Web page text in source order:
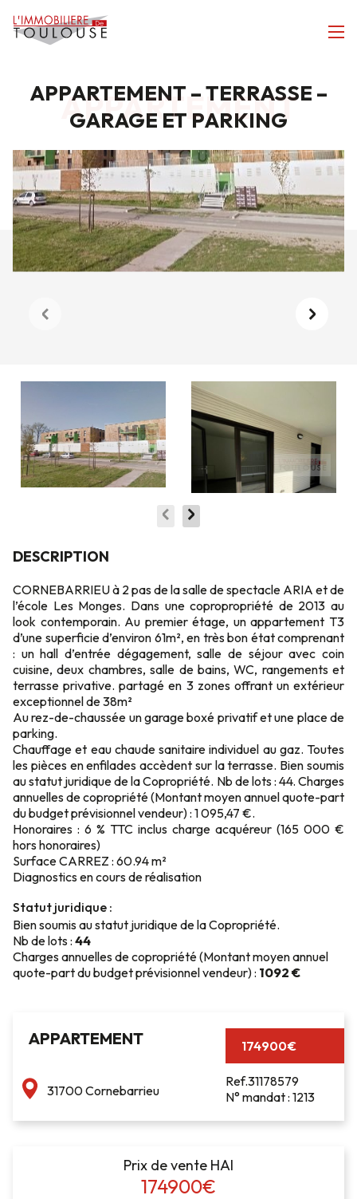
APPARTEMENT – TERRASSE –
GARAGE ET PARKING
APPARTEMENT
APPARTEMENT
31700 Cornebarrieu
174900€
Ref.31178579
N° mandat : 1213
Prix de vente HAI
174900€
DESCRIPTION
CORNEBARRIEU à 2 pas de la salle de spectacle ARIA et de
l’école Les Monges. Dans une copropropriété de 2013 au
look contemporain. Au premier étage, un appartement T3
d’une superficie d’environ 61m², en très bon état comprenant
: un hall d’entrée dégagement, salle de séjour avec coin
cuisine, deux chambres, salle de bains, WC, rangements et
terrasse privative. partagé en 3 zones offrant un extérieur
exceptionnel de 38m²
Au rez-de-chaussée un garage boxé privatif et une place de
parking.
Chauffage et eau chaude sanitaire individuel au gaz. Toutes
les pièces en enfilades accèdent sur la terrasse. Bien soumis
au statut juridique de la Copropriété. Nb de lots : 44. Charges
annuelles de copropriété (Montant moyen annuel quote-part
du budget prévisionnel vendeur) : 1 095,47 €.
Honoraires : 6 % TTC inclus charge acquéreur (165 000 €
hors honoraires)
Surface CARREZ : 60.94 m²
Diagnostics en cours de réalisation
Statut juridique :
Bien soumis au statut juridique de la Copropriété.
Nb de lots : 44
Charges annuelles de copropriété (Montant moyen annuel
quote-part du budget prévisionnel vendeur) : 1092 €